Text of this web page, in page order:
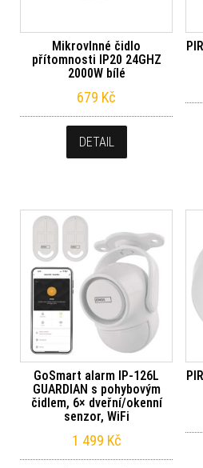
Mikrovlnné čidlo
přítomnosti IP20 24GHZ
2000W bílé
679 Kč
DETAIL
GoSmart alarm IP‑126L
GUARDIAN s pohybovým
čidlem, 6× dveřní/okenní
senzor, WiFi
1 499 Kč